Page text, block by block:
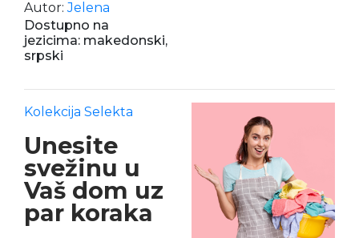
Autor:Jelena
Dostupno na
jezicima: makedonski,
srpski
Kolekcija Selekta
Unesite
svežinu u
Vaš dom uz
par koraka